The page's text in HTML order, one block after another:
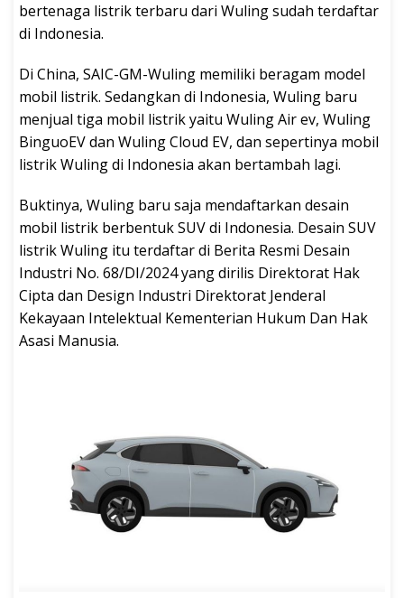
bertenaga listrik terbaru dari Wuling sudah terdaftar
di Indonesia.
Di China, SAIC-GM-Wuling memiliki beragam model
mobil listrik. Sedangkan di Indonesia, Wuling baru
menjual tiga mobil listrik yaitu Wuling Air ev, Wuling
BinguoEV dan Wuling Cloud EV, dan sepertinya mobil
listrik Wuling di Indonesia akan bertambah lagi.
Buktinya, Wuling baru saja mendaftarkan desain
mobil listrik berbentuk SUV di Indonesia. Desain SUV
listrik Wuling itu terdaftar di Berita Resmi Desain
Industri No. 68/DI/2024 yang dirilis Direktorat Hak
Cipta dan Design Industri Direktorat Jenderal
Kekayaan Intelektual Kementerian Hukum Dan Hak
Asasi Manusia.